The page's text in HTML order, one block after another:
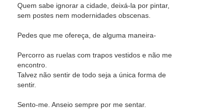
Quem sabe ignorar a cidade, deixá-la por pintar,
sem postes nem modernidades obscenas.
Pedes que me ofereça, de alguma maneira-
Percorro as ruelas com trapos vestidos e não me
encontro.
Talvez não sentir de todo seja a única forma de
sentir.
Sento-me. Anseio sempre por me sentar.